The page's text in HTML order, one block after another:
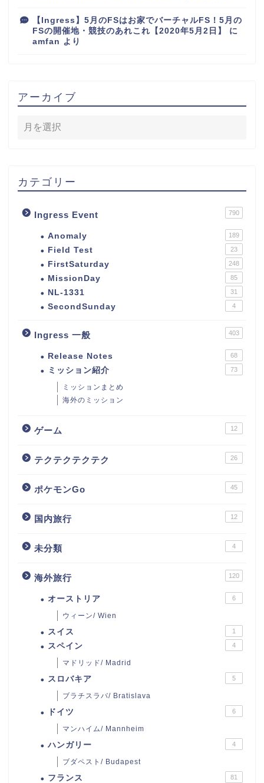
【Ingress】5月のFSはお家でバーチャルFS！5月の
FSの開催地・競技のあれこれ【2020年5月2日】
に
amfan より
アーカイブ
カテゴリー
Ingress Event 790
Anomaly 189
Field Test 23
FirstSaturday 248
MissionDay 85
NL-1331 31
SecondSunday 4
Ingress 一般 403
Release Notes 68
ミッション紹介 73
ミッションまとめ
海外のミッション
ゲーム 12
テクテクテクテク 26
ポケモンGo 45
国内旅行 12
未分類 4
海外旅行 120
オーストリア 6
ウィーン/ Wien
スイス 1
スペイン 4
マドリッド/ Madrid
スロバキア 5
ブラチスラバ/ Bratislava
ドイツ 6
マンハイム/ Mannheim
ハンガリー 4
ブダペスト/ Budapest
フランス 81